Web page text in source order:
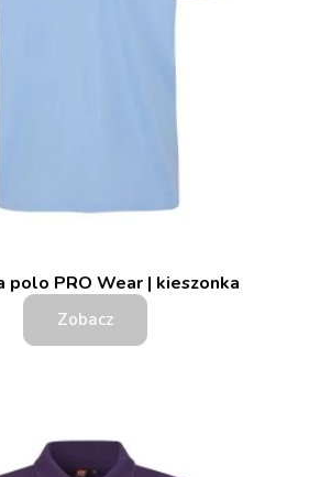
polo PRO Wear | kieszonka
Zobacz